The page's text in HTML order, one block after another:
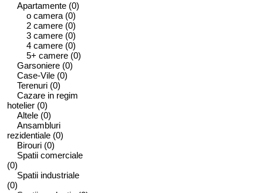
Apartamente (0)
o camera (0)
2 camere (0)
3 camere (0)
4 camere (0)
5+ camere (0)
Garsoniere (0)
Case-Vile (0)
Terenuri (0)
Cazare in regim
hotelier (0)
Altele (0)
Ansambluri
rezidentiale (0)
Birouri (0)
Spatii comerciale
(0)
Spatii industriale
(0)